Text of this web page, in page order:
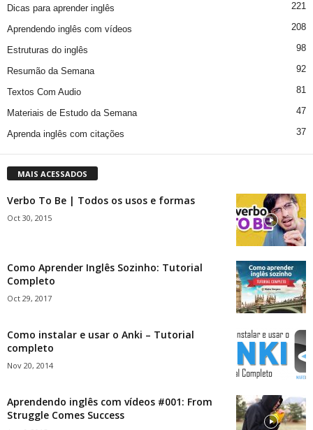
Dicas para aprender inglês 221
Aprendendo inglês com vídeos 208
Estruturas do inglês 98
Resumão da Semana 92
Textos Com Audio 81
Materiais de Estudo da Semana 47
Aprenda inglês com citações 37
MAIS ACESSADOS
Verbo To Be | Todos os usos e formas
Oct 30, 2015
Como Aprender Inglês Sozinho: Tutorial
Completo
Oct 29, 2017
Como instalar e usar o Anki – Tutorial
completo
Nov 20, 2014
Aprendendo inglês com vídeos #001: From
Struggle Comes Success